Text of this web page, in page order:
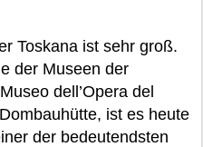
Toskana ist sehr groß.
der Museen der
dell’Opera del
ist es heute
der bedeutendsten